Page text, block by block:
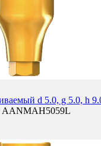
d 5.0, g 5.0, h
AANMAH5059L